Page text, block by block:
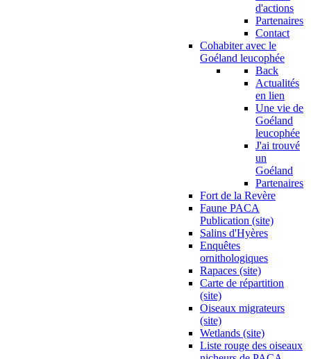
d'actions
Partenaires
Contact
Cohabiter avec le
Goéland leucophée
Back
Actualités
en lien
Une vie de
Goéland
leucophée
J'ai trouvé
un
Goéland
Partenaires
Fort de la Revère
Faune PACA
Publication (site)
Salins d'Hyères
Enquêtes
ornithologiques
Rapaces (site)
Carte de répartition
(site)
Oiseaux migrateurs
(site)
Wetlands (site)
Liste rouge des oiseaux